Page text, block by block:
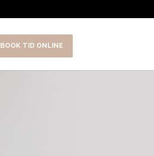
BOOK TID ONLINE